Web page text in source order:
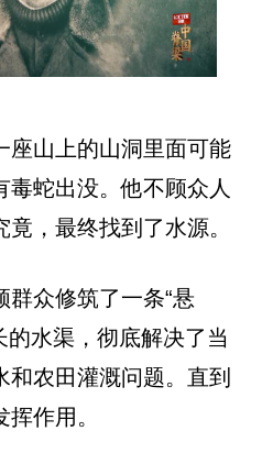
座山上的山洞里面可能
蛇出没。他不顾众人
，最终找到了水源。
群众修筑了一条“悬
的水渠，彻底解决了当
农田灌溉问题。直到
作用。